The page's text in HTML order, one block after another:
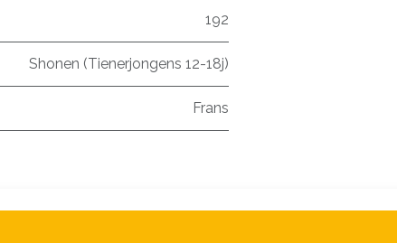
192
Shonen (Tienerjongens 12-18j)
Frans